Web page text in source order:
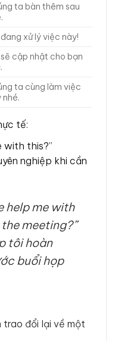
ta bàn thêm sau
xử lý việc này!
cập nhật cho bạn
ta cùng làm việc
nhé.
tế:
with this?”
nghiệp khi cần
help me with
meeting?”
tôi hoàn
buổi họp
trao đổi lại về một